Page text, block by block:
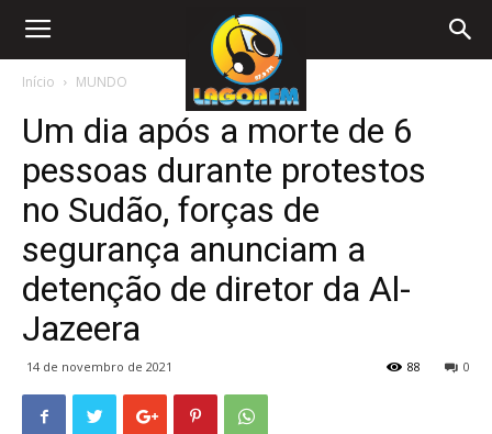
Início MUNDO
Um dia após a morte de 6
pessoas durante protestos
no Sudão, forças de
segurança anunciam a
detenção de diretor da Al-
Jazeera
14 de novembro de 2021 0
88